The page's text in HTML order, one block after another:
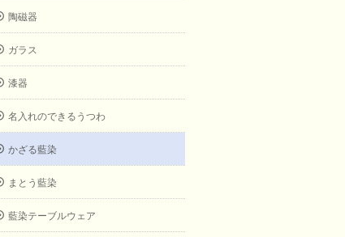
陶磁器
ガラス
漆器
名入れのできるうつわ
かざる藍染
まとう藍染
藍染テーブルウェア